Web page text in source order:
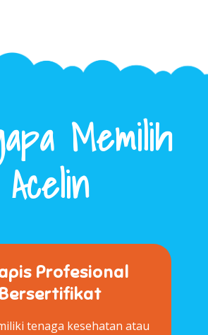
Memilih
Acelin
Profesional
Bersertifikat
tenaga kesehatan atau